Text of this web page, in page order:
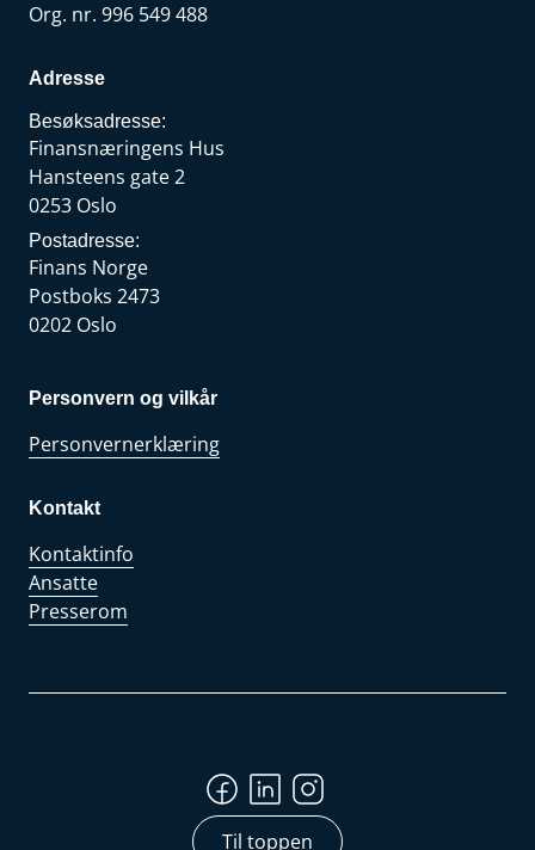
Org. nr. 996 549 488
Adresse
Besøksadresse:
Finansnæringens Hus
Hansteens gate 2
0253 Oslo
Postadresse:
Finans Norge
Postboks 2473
0202 Oslo
Personvern og vilkår
Personvernerklæring
Kontakt
Kontaktinfo
Ansatte
Presserom
Til toppen